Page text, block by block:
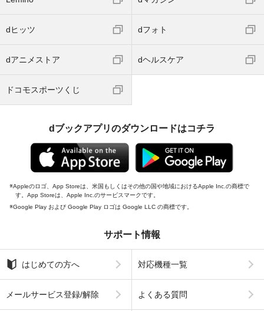
dヒッツ dフォト
dアニメストア dヘルスケア
ドコモスポーツくじ
dブックアプリのダウンロードはコチラ
Appleのロゴ、App Storeは、米国もしくはその他の国や地域におけるApple Inc.の商標で
す。App Storeは、Apple Inc.のサービスマークです。
Google Play および Google Play ロゴは Google LLC の商標です。
サポート情報
はじめての方へ 対応機種一覧
メールサービス登録/解除 よくある質問